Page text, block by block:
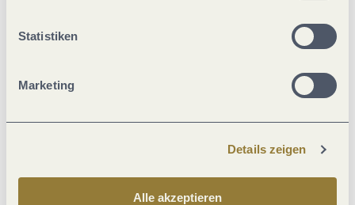
Statistiken
Marketing
Details zeigen
Alle akzeptieren
Einrichtungen Betrieb
Sport / Freizeit
Wein und Kulinarik